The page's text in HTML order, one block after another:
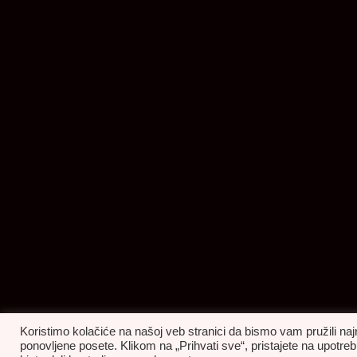
Koristimo kolačiće na našoj veb stranici da bismo vam pružili
ponovljene posete. Klikom na „Prihvati sve“, pristajete na